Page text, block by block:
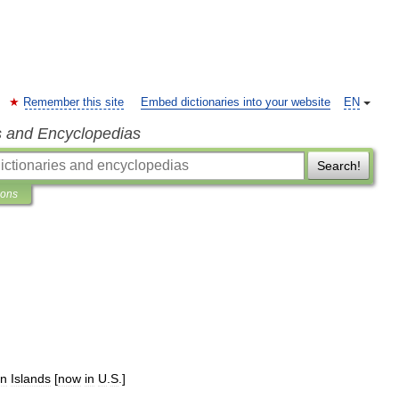
EN
Remember this site Embed dictionaries into your website
and Encyclopedias
Search!
Islands [now in U S .]